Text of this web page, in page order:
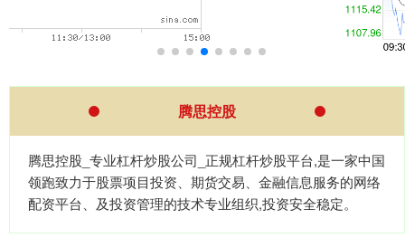
腾思控股
腾思控股_专业杠杆炒股公司_正规杠杆炒股平台,是一家中国
领跑致力于股票项目投资、期货交易、金融信息服务的网络
配资平台、及投资管理的技术专业组织,投资安全稳定。